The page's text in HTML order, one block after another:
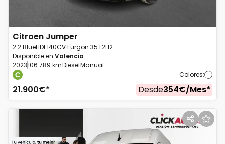
Citroen Jumper
2.2 BlueHDI 140CV Furgon 35 L2H2
Disponible en Valencia
2023106.789 kmDieselManual
Colores:
21.900€* Desde354€/Mes*